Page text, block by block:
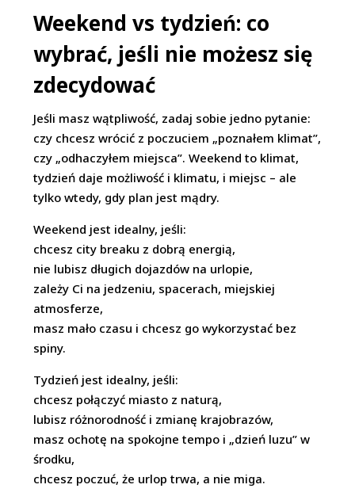
Weekend vs tydzień: co
wybrać, jeśli nie możesz się
zdecydować
Jeśli masz wątpliwość, zadaj sobie jedno pytanie:
czy chcesz wrócić z poczuciem „poznałem klimat”,
czy „odhaczyłem miejsca”. Weekend to klimat,
tydzień daje możliwość i klimatu, i miejsc – ale
tylko wtedy, gdy plan jest mądry.
Weekend jest idealny, jeśli:
chcesz city breaku z dobrą energią,
nie lubisz długich dojazdów na urlopie,
zależy Ci na jedzeniu, spacerach, miejskiej
atmosferze,
masz mało czasu i chcesz go wykorzystać bez
spiny.
Tydzień jest idealny, jeśli:
chcesz połączyć miasto z naturą,
lubisz różnorodność i zmianę krajobrazów,
masz ochotę na spokojne tempo i „dzień luzu” w
środku,
chcesz poczuć, że urlop trwa, a nie miga.